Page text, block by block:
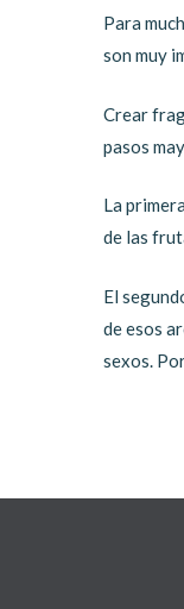
Para
son muy
Crear
pasos
La
de las
El
de esos
sexos.